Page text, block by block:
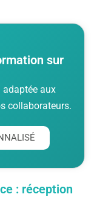
sur
aux
collaborateurs.
: réception